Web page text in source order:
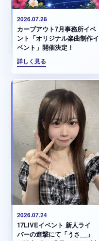
2026.07.28
カーブアウト7月事務所イベ
ント「オリジナル楽曲制作イ
ベント」開催決定！
詳しく見る
2026.07.24
17LIVEイベント 新人ライ
バーの進撃にて「うさ__」